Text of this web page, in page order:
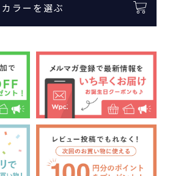
カラーを選ぶ